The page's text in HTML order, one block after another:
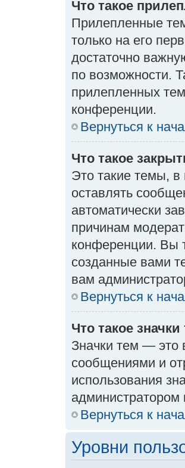
Что такое
Прилепленные
только на его
достаточно
по возможности.
прилепленных
конференции.
Вернуться к
Что такое
Это такие темы, в
оставлять
автоматически
причинам
конференции. Вы
созданные вами
вам
Вернуться к
Что такое значки
Значки тем — это
сообщениями и
использования
Вернуться к
Уровни